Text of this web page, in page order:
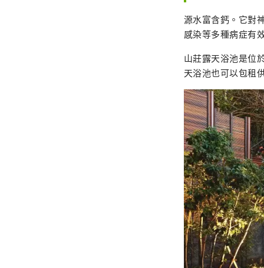
源水富含鈣。它對
感染等多種病症有
山莊露天浴池是位
天浴池也可以包租